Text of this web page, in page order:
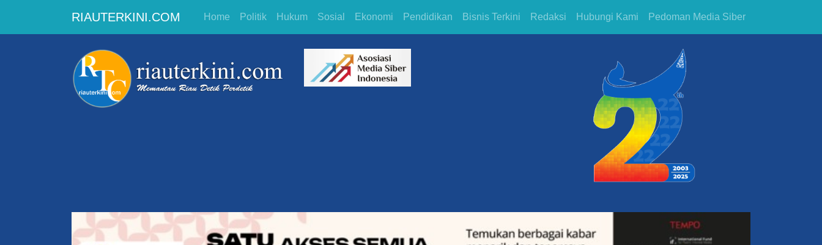
RIAUTERKINI.COM Home Politik Hukum Sosial Ekonomi Pendidikan Bisnis Terkini Redaksi Hubungi Kami Pedoman Media Siber